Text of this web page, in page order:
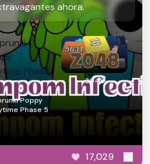
ahora.
Poppy
Phase 5
2048
17,029